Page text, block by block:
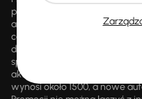
przecenionych, wskazanych
aaaauto.pl/promocja, ze
cenie. Zniżka jest obliczana
danego pojazdu z 30 dni
sprzedaży. Liczba
aktualizowana na bieżąco;
wynosi około 1500, a nowe